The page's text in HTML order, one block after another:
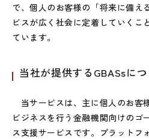
で、個人のお客様の「将来に備え
ビスが広く社会に定着していくこ
ています。
当社が提供するGBASsに
当サービスは、主に個人のお客
ビジネスを行う金融機関向けのゴ
ス支援サービスです。プラットフ